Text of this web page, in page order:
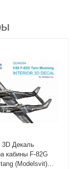
3D Декаль
кабины F-82G
(Modelsvit)